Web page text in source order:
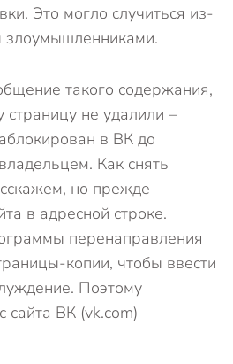
Это могло случиться из-
злоумышленниками.
такого содержания,
страницу не удалили –
в ВК до
Как снять
но прежде
в адресной строке.
перенаправления
копии, чтобы ввести
Поэтому
сайта ВК (vk.com)